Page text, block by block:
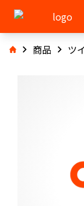
商品 ツ